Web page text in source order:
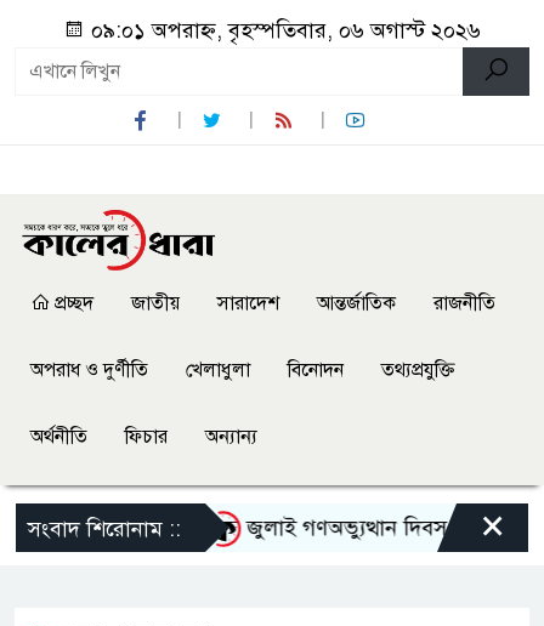
০৯:০১ অপরাহ্ন, বৃহস্পতিবার, ০৬ অগাস্ট ২০২৬
প্রচ্ছদ জাতীয় সারাদেশ আন্তর্জাতিক রাজনীতি
অপরাধ ও দুর্ণীতি খেলাধুলা বিনোদন তথ্যপ্রযুক্তি
অর্থনীতি ফিচার অন্যান্য
সংবাদ শিরোনাম ::
হেনস্থার অভিযোগ জুলাই গণঅভ্যুত্থান দিবস উপলক্ষে×